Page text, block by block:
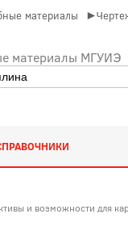
материалы
материалы МГУИЭ
и возможности для